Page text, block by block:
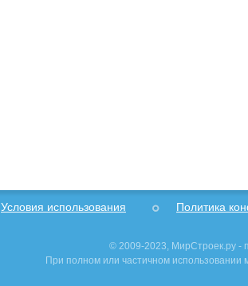
Условия использования Политика
© 2009-2023, МирСтроек.ру -
При полном или частичном использовании